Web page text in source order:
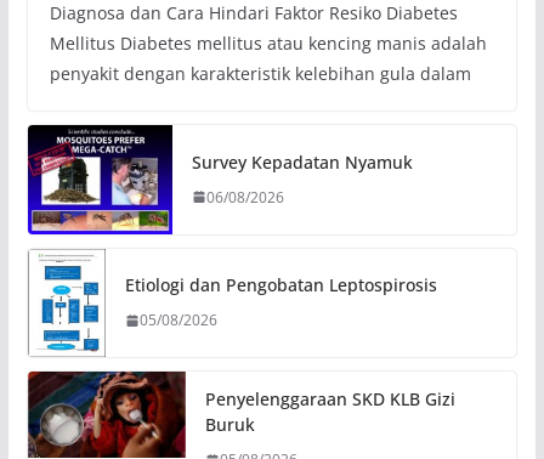
Diagnosa dan Cara Hindari Faktor Resiko Diabetes
Mellitus Diabetes mellitus atau kencing manis adalah
penyakit dengan karakteristik kelebihan gula dalam
Survey Kepadatan Nyamuk
06/08/2026
Etiologi dan Pengobatan Leptospirosis
05/08/2026
Penyelenggaraan SKD KLB Gizi
Buruk